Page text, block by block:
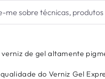
de gel altamente
do Verniz Gel